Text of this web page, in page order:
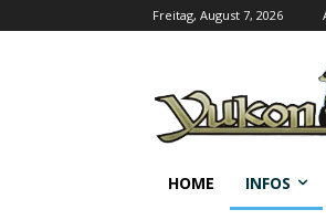
Freitag, August 7, 2026
HOME INFOS